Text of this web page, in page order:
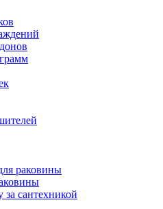
раковины
за сантехникой